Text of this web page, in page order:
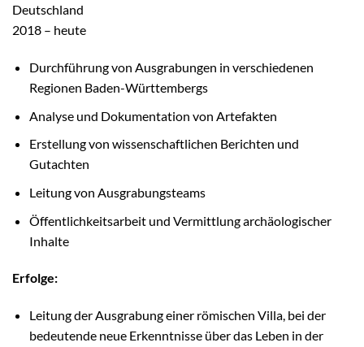
Deutschland
2018 – heute
Durchführung von Ausgrabungen in verschiedenen
Regionen Baden-Württembergs
Analyse und Dokumentation von Artefakten
Erstellung von wissenschaftlichen Berichten und
Gutachten
Leitung von Ausgrabungsteams
Öffentlichkeitsarbeit und Vermittlung archäologischer
Inhalte
Erfolge:
Leitung der Ausgrabung einer römischen Villa, bei der
bedeutende neue Erkenntnisse über das Leben in der